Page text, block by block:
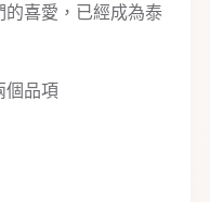
的喜愛，已經成為泰
個品項